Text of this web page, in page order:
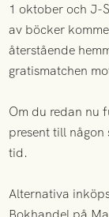
1 oktober och J-
av böcker
återstående
gratismatchen
Om du redan nu
present till
tid.
Alternativa